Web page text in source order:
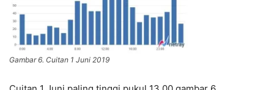
Gambar 6. Cuitan 1 Juni 2019